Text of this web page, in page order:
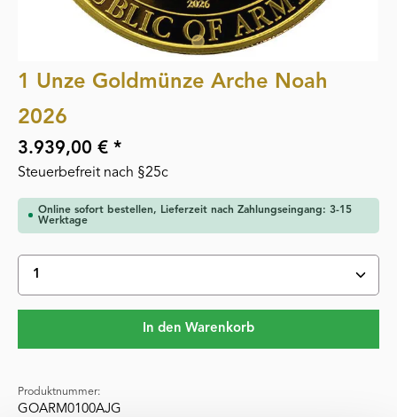
1 Unze Goldmünze Arche Noah
2026
3.939,00 € *
Steuerbefreit nach §25c
Online sofort bestellen, Lieferzeit nach Zahlungseingang: 3-15
Werktage
Produkt Anzahl: Gib den gewünschten Wert ein
In den Warenkorb
Produktnummer:
GOARM0100AJG